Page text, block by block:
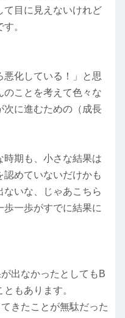
て目に見えないけれど
。
悪化している！」と思
のことを考えて色々な
次に進むための（成長
時期も、小さな結果は
めていないだけかも
ないな、じゃあこちら
一歩がすでに結果に
出なかったとしてもB
もあります。
きたことが無駄だった